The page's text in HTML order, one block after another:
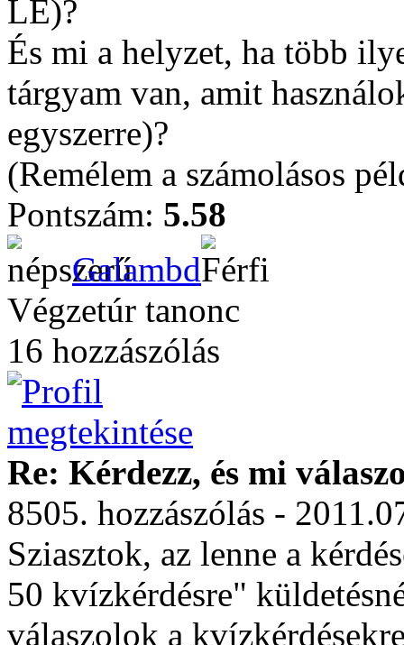
LE)?
És mi a helyzet, ha több
tárgyam van, amit
egyszerre)?
(Remélem a számolásos
Pontszám: 5.58
Galambd
Végzetúr tanonc
16 hozzászólás
Re: Kérdezz, és mi
8505. hozzászólás -
Sziasztok, az lenne a
50 kvízkérdésre"
válaszolok a